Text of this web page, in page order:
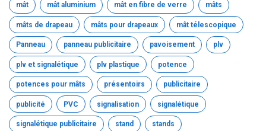
mât mât aluminium mât en fibre de verre mâts
mâts de drapeau mâts pour drapeaux mât télescopique
Panneau panneau publicitaire pavoisement plv
plv et signalétique plv plastique potence
potences pour mâts présentoirs publicitaire
publicité PVC signalisation signalétique
signalétique publicitaire stand stands